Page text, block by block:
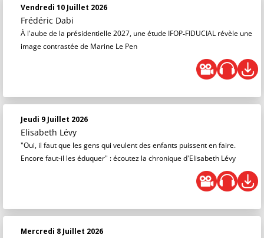
Vendredi 10 Juillet 2026
Frédéric Dabi
À l'aube de la présidentielle 2027, une étude IFOP‑FIDUCIAL révèle une
image contrastée de Marine Le Pen
Jeudi 9 Juillet 2026
Elisabeth Lévy
"Oui, il faut que les gens qui veulent des enfants puissent en faire.
Encore faut-il les éduquer" : écoutez la chronique d'Elisabeth Lévy
Mercredi 8 Juillet 2026